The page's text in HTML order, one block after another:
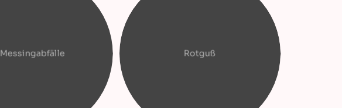
Messingabfälle Rotguß